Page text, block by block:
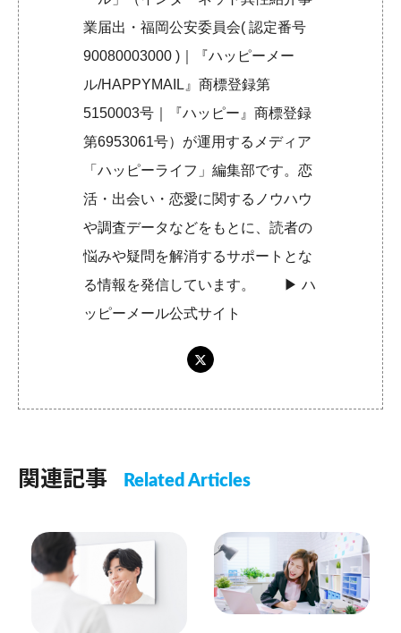
業届出・福岡公安委員会( 認定番号
90080003000 )｜『ハッピーメー
ル/HAPPYMAIL』商標登録第
5150003号｜『ハッピー』商標登録
第6953061号）が運用するメディア
「ハッピーライフ」編集部です。恋
活・出会い・恋愛に関するノウハウ
や調査データなどをもとに、読者の
悩みや疑問を解消するサポートとな
る情報を発信しています。 ▶︎ハ
ッピーメール公式サイト
関連記事 Related Articles